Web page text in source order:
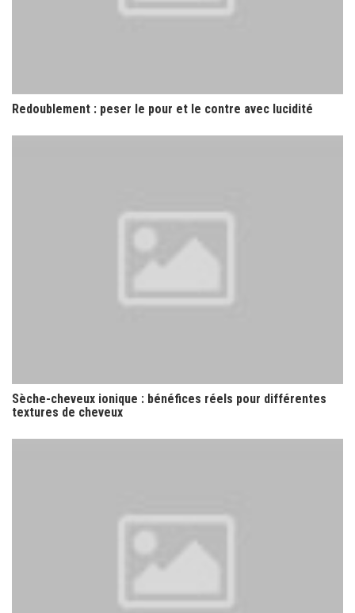
Redoublement : peser le pour et le contre avec lucidité
Sèche-cheveux ionique : bénéfices réels pour différentes
textures de cheveux